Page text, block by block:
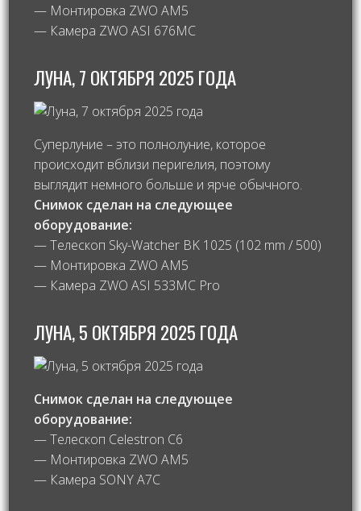
— Монтировка ZWO AM5
— Камера ZWO ASI 676MC
ЛУНА, 7 ОКТЯБРЯ 2025 ГОДА
Суперлуние – это полнолуние, которое
происходит вблизи перигелия, поэтому
выглядит немного больше и ярче обычного.
Снимок сделан на следующее
оборудование:
— Телескоп Sky-Watcher BK 1025 (102 mm / 500)
— Монтировка ZWO AM5
— Камера ZWO ASI 533MC Pro
ЛУНА, 5 ОКТЯБРЯ 2025 ГОДА
Снимок сделан на следующее
оборудование:
— Телескоп Celestron С6
— Монтировка ZWO AM5
— Камера SONY A7C